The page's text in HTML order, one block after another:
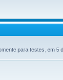
para testes, em 5